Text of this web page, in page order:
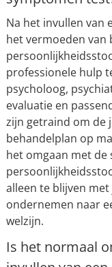
Na het invullen van
het vermoeden van
professionele hulp
psycholoog,
evaluatie en
zijn getraind om de
behandelplan op
het omgaan met
alleen te blijven
ondernemen naar
welzijn.
Is het normaal